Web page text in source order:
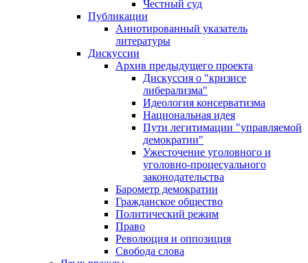
Честный суд
Публикации
Аннотированный указатель
литературы
Дискуссии
Архив предыдущего проекта
Дискуссия о "кризисе
либерализма"
Идеология консерватизма
Национальная идея
Пути легитимации "управляемой
демократии"
Ужесточение уголовного и
уголовно-процесуального
законодательства
Барометр демократии
Гражданское общество
Политический режим
Право
Революция и оппозиция
Свобода слова